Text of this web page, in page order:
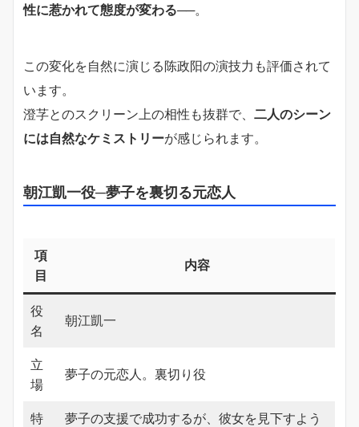
性に惹かれて態度が変わる──。
この変化を自然に演じる陈政阳の演技力も評価されて
います。
澄芓とのスクリーン上の相性も抜群で、 二人のシーン
には自然なケミストリーが感じられます。
朝江凱一役─夢子を裏切る元恋人
項
目
内容
役
名
朝江凱一
立
場
夢子の元恋人。裏切り役
特
夢子の支援で成功するが、彼女を見下すよう